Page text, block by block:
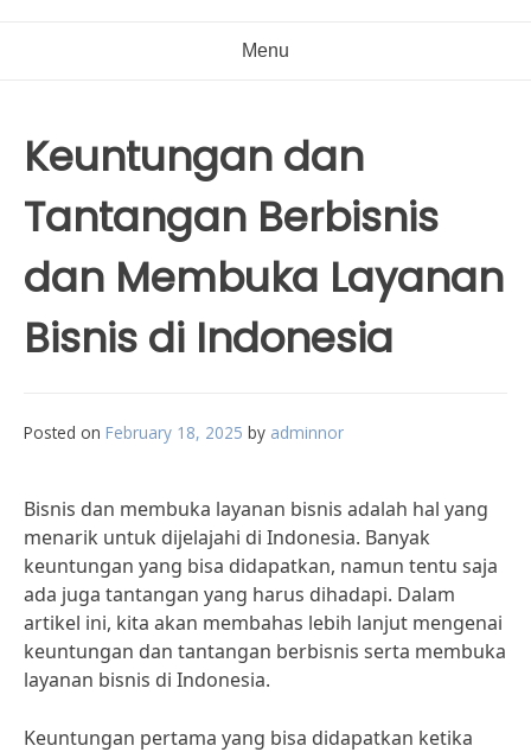
Menu
Keuntungan dan
Tantangan Berbisnis
dan Membuka Layanan
Bisnis di Indonesia
Posted on February 18, 2025 by adminnor
Bisnis dan membuka layanan bisnis adalah hal yang
menarik untuk dijelajahi di Indonesia. Banyak
keuntungan yang bisa didapatkan, namun tentu saja
ada juga tantangan yang harus dihadapi. Dalam
artikel ini, kita akan membahas lebih lanjut mengenai
keuntungan dan tantangan berbisnis serta membuka
layanan bisnis di Indonesia.
Keuntungan pertama yang bisa didapatkan ketika